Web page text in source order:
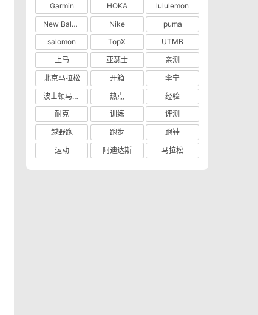
Garmin
HOKA
lululemon
New Balance
Nike
puma
salomon
TopX
UTMB
上马
亚瑟士
亲测
北京马拉松
开箱
李宁
波士顿马拉松
热点
经验
耐克
训练
评测
越野跑
跑步
跑鞋
运动
阿迪达斯 马拉松